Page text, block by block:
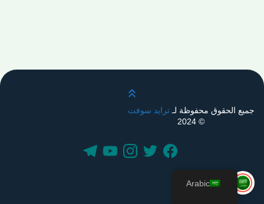
قم بالتمرير لأعلى
جميع الحقوق محفوظة لـترايد سوفت
© 2024
Arabic